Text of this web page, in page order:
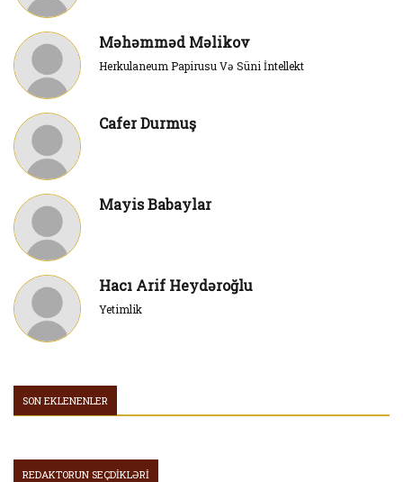
Məhəmməd Məlikov
Herkulaneum Papirusu Və Süni İntellekt
Cafer Durmuş
Mayis Babaylar
Hacı Arif Heydəroğlu
Yetimlik
SON EKLENENLER
REDAKTORUN SEÇDİKLƏRİ